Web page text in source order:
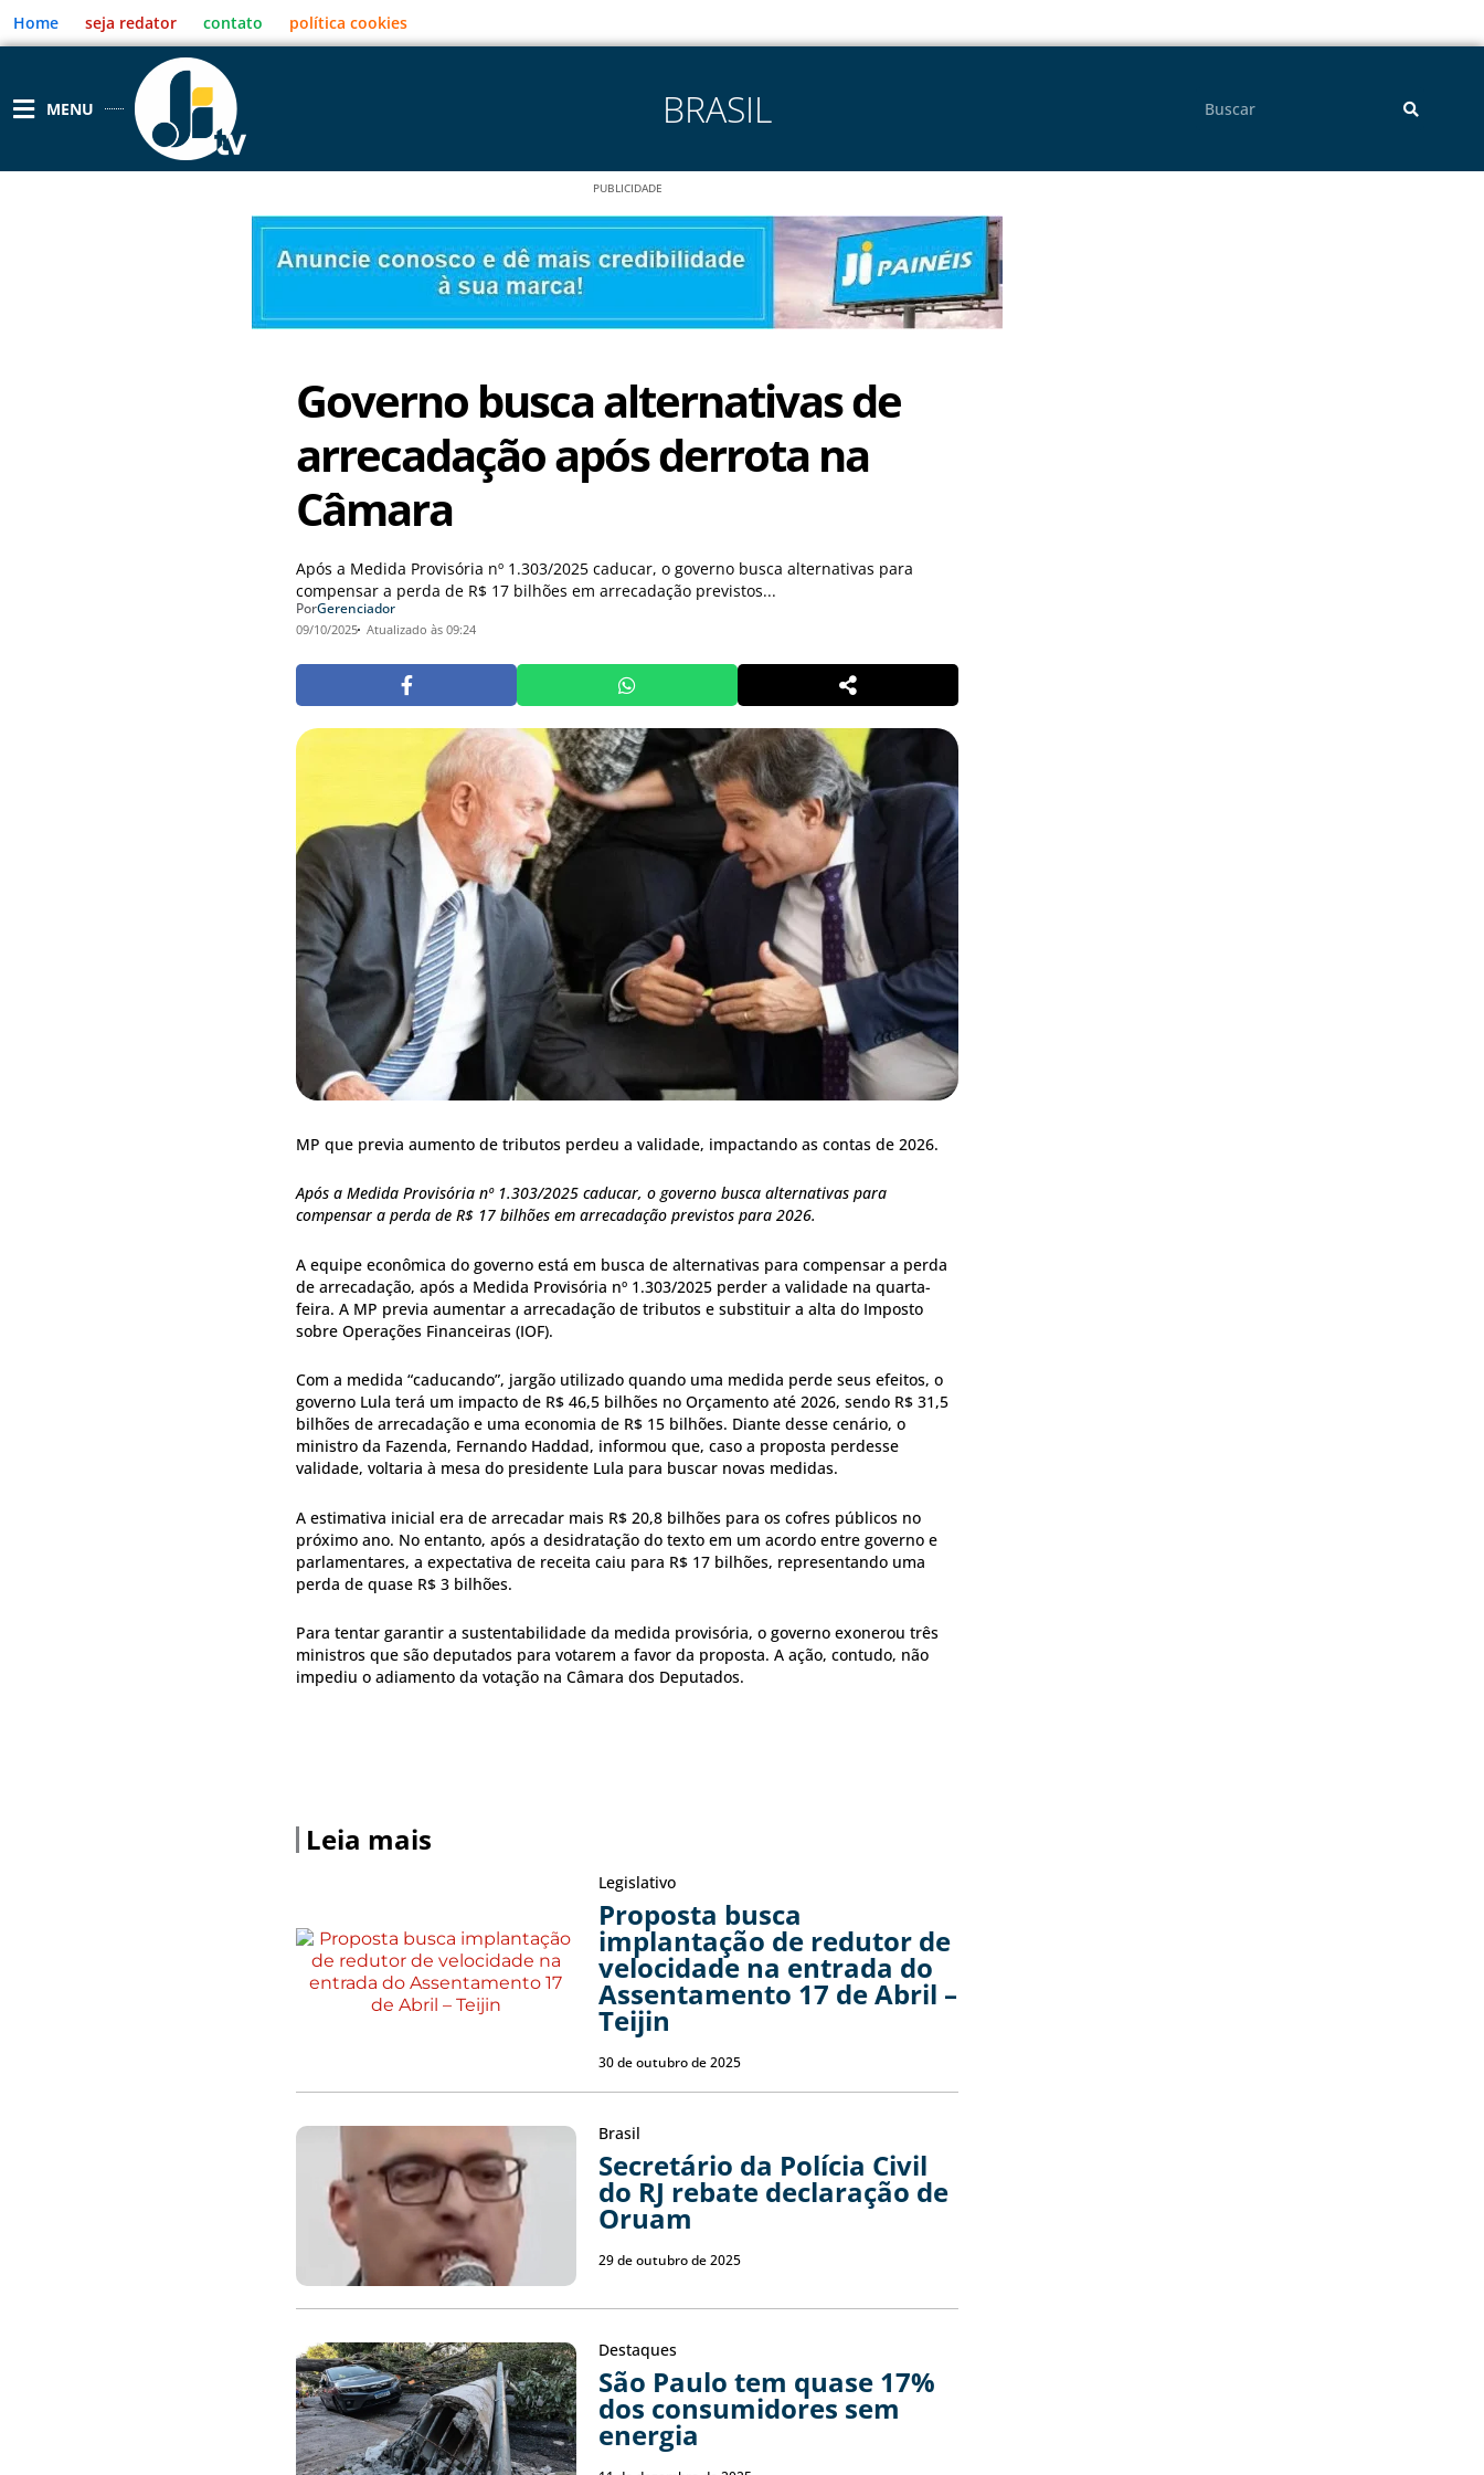
para
o
Home seja redator contato política cookies
MENU BRASIL
PUBLICIDADE
Governo busca alternativas de
arrecadação após derrota na
Câmara
Após a Medida Provisória nº 1.303/2025 caducar, o governo busca alternativas para
compensar a perda de R$ 17 bilhões em arrecadação previstos...
PorGerenciador
09/10/2025 Atualizado às 09:24
MP que previa aumento de tributos perdeu a validade, impactando as contas de 2026.
Após a Medida Provisória nº 1.303/2025 caducar, o governo busca alternativas para
compensar a perda de R$ 17 bilhões em arrecadação previstos para 2026.
A equipe econômica do governo está em busca de alternativas para compensar a perda
de arrecadação, após a Medida Provisória nº 1.303/2025 perder a validade na quarta-
feira. A MP previa aumentar a arrecadação de tributos e substituir a alta do Imposto
sobre Operações Financeiras (IOF).
Com a medida “caducando”, jargão utilizado quando uma medida perde seus efeitos, o
governo Lula terá um impacto de R$ 46,5 bilhões no Orçamento até 2026, sendo R$ 31,5
bilhões de arrecadação e uma economia de R$ 15 bilhões. Diante desse cenário, o
ministro da Fazenda, Fernando Haddad, informou que, caso a proposta perdesse
validade, voltaria à mesa do presidente Lula para buscar novas medidas.
A estimativa inicial era de arrecadar mais R$ 20,8 bilhões para os cofres públicos no
próximo ano. No entanto, após a desidratação do texto em um acordo entre governo e
parlamentares, a expectativa de receita caiu para R$ 17 bilhões, representando uma
perda de quase R$ 3 bilhões.
Para tentar garantir a sustentabilidade da medida provisória, o governo exonerou três
ministros que são deputados para votarem a favor da proposta. A ação, contudo, não
impediu o adiamento da votação na Câmara dos Deputados.
Leia mais
Legislativo
Proposta busca
implantação de redutor de
velocidade na entrada do
Assentamento 17 de Abril –
Teijin
30 de outubro de 2025
Brasil
Secretário da Polícia Civil
do RJ rebate declaração de
Oruam
29 de outubro de 2025
Destaques
São Paulo tem quase 17%
dos consumidores sem
energia